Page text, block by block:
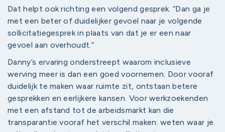
Dat helpt ook richting een volgend gesprek. “Dan ga je
met een beter of duidelijker gevoel naar je volgende
sollicitatiegesprek in plaats van dat je er een naar
gevoel aan overhoudt.”
Danny’s ervaring onderstreept waarom inclusieve
werving meer is dan een goed voornemen. Door vooraf
duidelijk te maken waar ruimte zit, ontstaan betere
gesprekken en eerlijkere kansen. Voor werkzoekenden
met een afstand tot de arbeidsmarkt kan die
transparantie vooraf het verschil maken: weten waar je